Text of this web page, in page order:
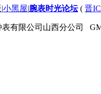
|小黑屋|腕表时光论坛( 晋
有限公司山西分公司